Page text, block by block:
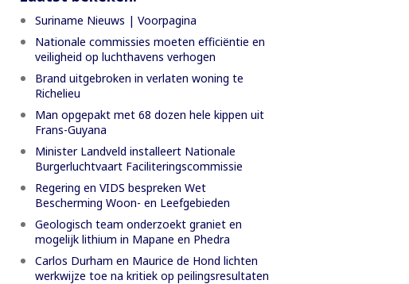
Suriname Nieuws | Voorpagina
Nationale commissies moeten efficiëntie en
veiligheid op luchthavens verhogen
Brand uitgebroken in verlaten woning te
Richelieu
Man opgepakt met 68 dozen hele kippen uit
Frans-Guyana
Minister Landveld installeert Nationale
Burgerluchtvaart Faciliteringscommissie
Regering en VIDS bespreken Wet
Bescherming Woon- en Leefgebieden
Geologisch team onderzoekt graniet en
mogelijk lithium in Mapane en Phedra
Carlos Durham en Maurice de Hond lichten
werkwijze toe na kritiek op peilingsresultaten